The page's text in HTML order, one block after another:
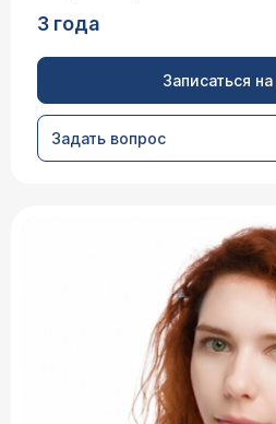
3 года
Записаться
Задать вопрос